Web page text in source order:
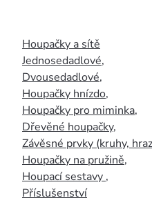
Houpačky a sítě
Jednosedadlové,
Dvousedadlové,
Houpačky hnízdo,
Houpačky pro miminka,
Dřevěné houpačky,
Závěsné prvky (kruhy,
Houpačky na pružině,
Houpací sestavy ,
Příslušenství